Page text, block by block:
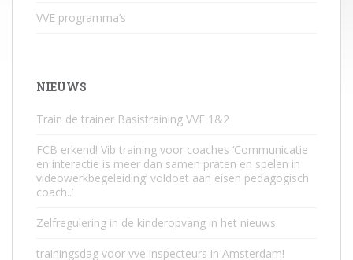
VVE programma’s
NIEUWS
Train de trainer Basistraining VVE 1&2
FCB erkend! Vib training voor coaches ‘Communicatie
en interactie is meer dan samen praten en spelen in
videowerkbegeleiding’ voldoet aan eisen pedagogisch
coach..’
Zelfregulering in de kinderopvang in het nieuws
trainingsdag voor vve inspecteurs in Amsterdam!